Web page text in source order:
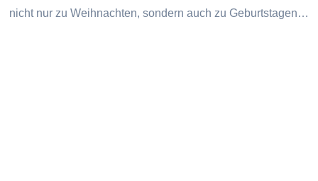
nicht nur zu Weihnachten, sondern auch zu Geburtstagen…